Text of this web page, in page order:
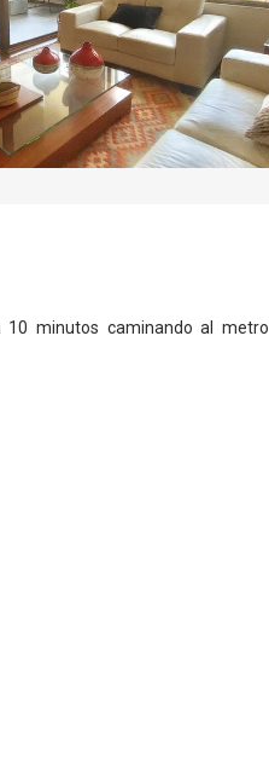
10 minutos caminando al metro